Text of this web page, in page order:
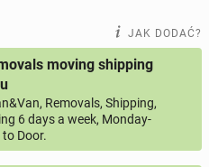
JAK DODAĆ?
moving shipping
Removals, Shipping,
6 days a week, Monday-
Door.